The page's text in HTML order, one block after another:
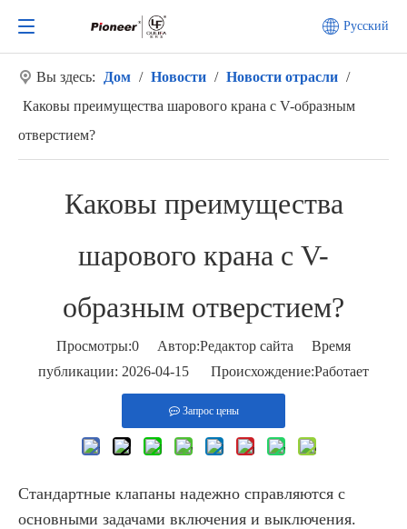
Pусский
Вы здесь: Дом / Новости / Новости отрасли /
Каковы преимущества шарового крана с V-образным
отверстием?
Каковы преимущества
шарового крана с V-
образным отверстием?
Просмотры:0 Автор:Pедактор сайта Время
публикации: 2026-04-15 Происхождение:Работает
Запрос цены
Стандартные клапаны надежно справляются с
основными задачами включения и выключения.